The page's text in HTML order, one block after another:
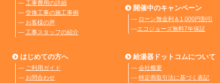
― 工事費用の詳細
― 交換工事の施工事例
― お客様の声
― 工事スタッフの紹介
開催中のキャンペーン
― ローン無金利＆1,000円割引
―エコジョーズ無料7年保証
はじめての方へ
― ご利用ガイド
― お問合わせ
給湯器ドットコムについて
― 会社概要
― 特定商取引法に基づく表記